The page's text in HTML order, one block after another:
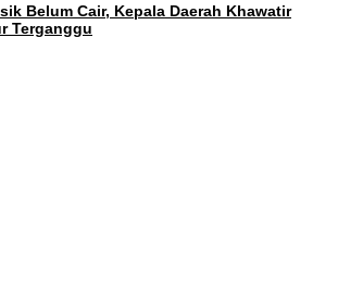
Belum Cair, Kepala Daerah Khawatir
Terganggu